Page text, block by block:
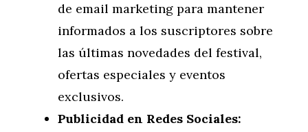
de email marketing para mantener
informados a los suscriptores sobre
las últimas novedades del festival,
ofertas especiales y eventos
exclusivos.
Publicidad en Redes Sociales: